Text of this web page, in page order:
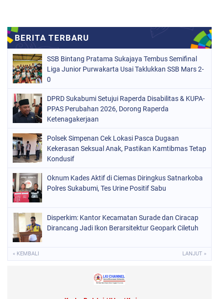
SSB Bintang Pratama Sukajaya Tembus Semifinal
Liga Junior Purwakarta Usai Taklukkan SSB Mars 2-
0
DPRD Sukabumi Setujui Raperda Disabilitas & KUPA-
PPAS Perubahan 2026, Dorong Raperda
Ketenagakerjaan
Polsek Simpenan Cek Lokasi Pasca Dugaan
Kekerasan Seksual Anak, Pastikan Kamtibmas Tetap
Kondusif
Oknum Kades Aktif di Ciemas Diringkus Satnarkoba
Polres Sukabumi, Tes Urine Positif Sabu
Disperkim: Kantor Kecamatan Surade dan Ciracap
Dirancang Jadi Ikon Berarsitektur Geopark Ciletuh
« KEMBALI LANJUT »